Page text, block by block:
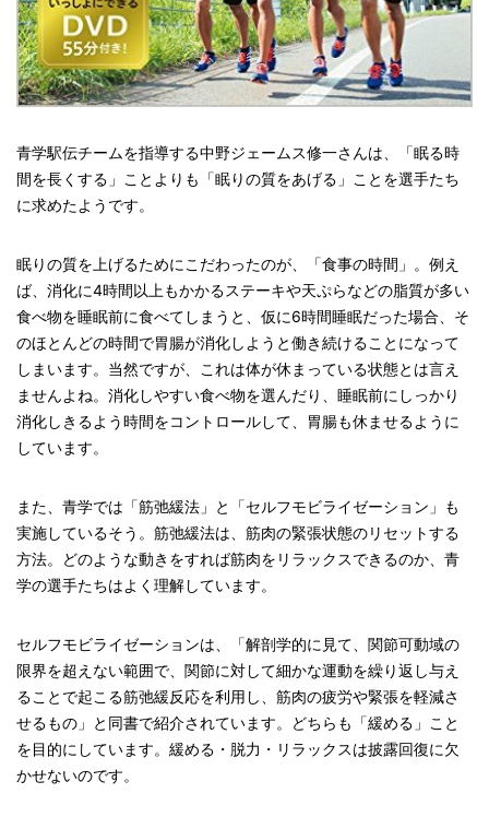
青学駅伝チームを指導する中野ジェームス修一さんは、「眠る時
間を長くする」ことよりも「眠りの質をあげる」ことを選手たち
に求めたようです。
眠りの質を上げるためにこだわったのが、「食事の時間」。例え
ば、消化に4時間以上もかかるステーキや天ぷらなどの脂質が多い
食べ物を睡眠前に食べてしまうと、仮に6時間睡眠だった場合、そ
のほとんどの時間で胃腸が消化しようと働き続けることになって
しまいます。当然ですが、これは体が休まっている状態とは言え
ませんよね。消化しやすい食べ物を選んだり、睡眠前にしっかり
消化しきるよう時間をコントロールして、胃腸も休ませるように
しています。
また、青学では「筋弛緩法」と「セルフモビライゼーション」も
実施しているそう。筋弛緩法は、筋肉の緊張状態のリセットする
方法。どのような動きをすれば筋肉をリラックスできるのか、青
学の選手たちはよく理解しています。
セルフモビライゼーションは、「解剖学的に見て、関節可動域の
限界を超えない範囲で、関節に対して細かな運動を繰り返し与え
ることで起こる筋弛緩反応を利用し、筋肉の疲労や緊張を軽減さ
せるもの」と同書で紹介されています。どちらも「緩める」こと
を目的にしています。緩める・脱力・リラックスは披露回復に欠
かせないのです。